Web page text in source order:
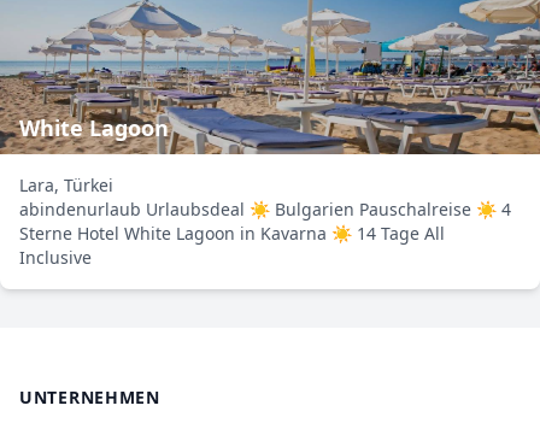
White Lagoon
Lara, Türkei
abindenurlaub Urlaubsdeal ☀ Bulgarien Pauschalreise ☀ 4
Sterne Hotel White Lagoon in Kavarna ☀ 14 Tage All
Inclusive
UNTERNEHMEN